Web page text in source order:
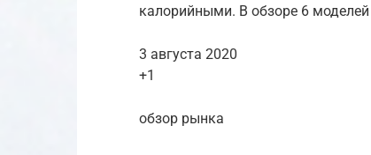
калорийными. В обзоре 6
3 августа 2020
+1
обзор рынка